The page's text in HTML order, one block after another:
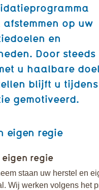
op uw
en
Door steeds
u haalbare
blijft u
gemotiveerd.
eigen regie
eigen regie
staan uw herstel en
Wij werken volgens het